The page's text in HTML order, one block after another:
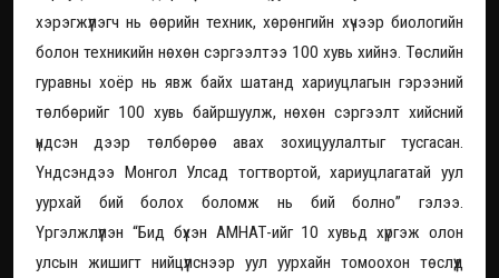
хэрэгжүүлэгч нь өөрийн техник, хөрөнгийн хүчээр биологийн
болон техникийн нөхөн сэргээлтээ 100 хувь хийнэ. Төслийн
гуравны хоёр нь явж байх шатанд хариуцлагын гэрээний
төлбөрийг 100 хувь байршуулж, нөхөн сэргээлт хийсний
үндсэн дээр төлбөрөө авах зохицуулалтыг тусгасан.
Үндсэндээ Монгол Улсад тогтвортой, хариуцлагатай уул
уурхай бий болох боломж нь бий болно” гэлээ.
Үргэлжлүүлэн “Бид бүхэн АМНАТ-ийг 10 хувьд хүргэж олон
улсын жишигт нийцүүлснээр уул уурхайн томоохон төслүүд